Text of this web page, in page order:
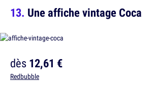
Une affiche vintage Coca
dès12,61 €
Redbubble